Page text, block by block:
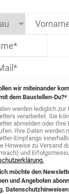
wir miteinander
dem Baustellen-Du?*
werden lediglich zur
verarbeitet. Sie
abmelden oder Ihre
Ihre Daten werden
Empfangs
Hinweise zu Versand
und
möchte den
und Angeboten